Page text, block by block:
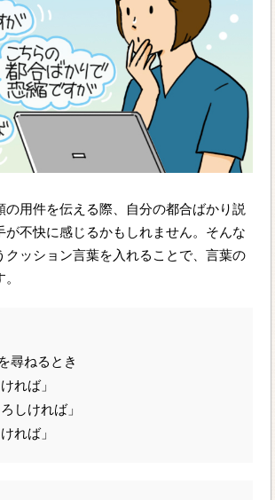
の用件を伝える際、自分の都合ばかり説
が不快に感じるかもしれません。そんな
クッション言葉を入れることで、言葉の
尋ねるとき
れば」
しければ」
れば」